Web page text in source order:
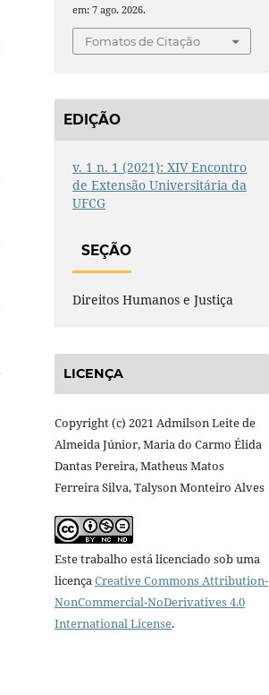
em: 7 ago. 2026.
Fomatos de Citação
EDIÇÃO
v. 1 n. 1 (2021): XIV Encontro
de Extensão Universitária da
UFCG
SEÇÃO
Direitos Humanos e Justiça
LICENÇA
Copyright (c) 2021 Admilson Leite de
Almeida Júnior, Maria do Carmo Élida
Dantas Pereira, Matheus Matos
Ferreira Silva, Talyson Monteiro Alves
Este trabalho está licenciado sob uma
licençaCreative Commons Attribution-
NonCommercial-NoDerivatives 4.0
International License.